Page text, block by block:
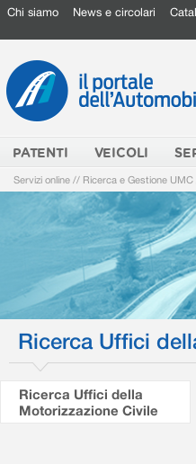
Chi siamo News e circolari
PATENTI VEICOLI
Servizi online // Ricerca e Gestione UMC
Ricerca Uffici
Ricerca Uffici della
Motorizzazione Civile